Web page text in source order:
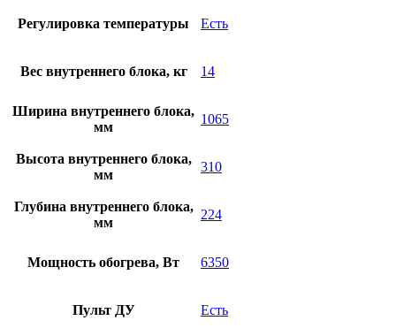
Регулировка температуры Есть
Вес внутреннего блока, кг 14
Ширина внутреннего блока,
мм
1065
Высота внутреннего блока,
мм
310
Глубина внутреннего блока,
мм
224
Мощность обогрева, Вт 6350
Пульт ДУ Есть